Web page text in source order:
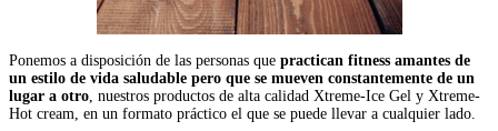
Ponemos a disposición de las personas que practican fitness amantes de
un estilo de vida saludable pero que se mueven constantemente de un
lugar a otro, nuestros productos de alta calidad Xtreme-Ice Gel y Xtreme-
Hot cream, en un formato práctico el que se puede llevar a cualquier lado.